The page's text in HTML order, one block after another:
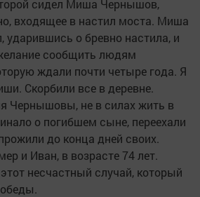
сидел Миша Чернышов,
входящее в настил моста. Миша
ударившись о бревно настила, и
сообщить людям
ждали почти четыре года. Я
Скорбили все в деревне.
Чернышовы, не в силах жить в
о погибшем сыне, переехали
до конца дней своих.
и Иван, в возрасте 74 лет.
несчастный случай, который